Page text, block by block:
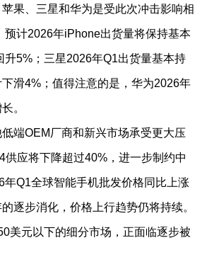
、三星和华为是受此次冲击影响相
预计2026年iPhone出货量将保持基本
升5%；三星2026年Q1出货量基本持
滑4%；值得注意的是，华为2026年
。
OEM厂商和新兴市场承受更大压
供应将下降超过40%，进一步制约中
年Q1全球智能手机批发价格同比上涨
逐步消化，价格上行趋势仍将持续。
美元以下的细分市场，正面临逐步被